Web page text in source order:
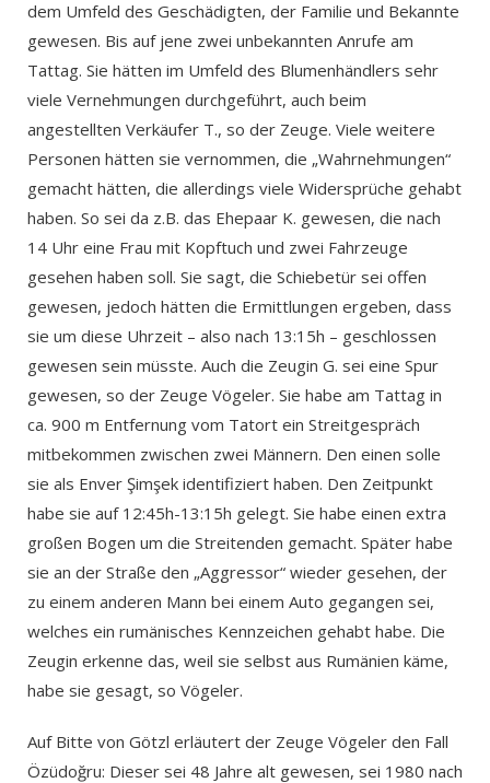
dem Umfeld des Geschädigten, der Familie und Bekannte
gewesen. Bis auf jene zwei unbekannten Anrufe am
Tattag. Sie hätten im Umfeld des Blumenhändlers sehr
viele Vernehmungen durchgeführt, auch beim
angestellten Verkäufer T., so der Zeuge. Viele weitere
Personen hätten sie vernommen, die „Wahrnehmungen“
gemacht hätten, die allerdings viele Widersprüche gehabt
haben. So sei da z.B. das Ehepaar K. gewesen, die nach
14 Uhr eine Frau mit Kopftuch und zwei Fahrzeuge
gesehen haben soll. Sie sagt, die Schiebetür sei offen
gewesen, jedoch hätten die Ermittlungen ergeben, dass
sie um diese Uhrzeit – also nach 13:15h – geschlossen
gewesen sein müsste. Auch die Zeugin G. sei eine Spur
gewesen, so der Zeuge Vögeler. Sie habe am Tattag in
ca. 900 m Entfernung vom Tatort ein Streitgespräch
mitbekommen zwischen zwei Männern. Den einen solle
sie als Enver Şimşek identifiziert haben. Den Zeitpunkt
habe sie auf 12:45h-13:15h gelegt. Sie habe einen extra
großen Bogen um die Streitenden gemacht. Später habe
sie an der Straße den „Aggressor“ wieder gesehen, der
zu einem anderen Mann bei einem Auto gegangen sei,
welches ein rumänisches Kennzeichen gehabt habe. Die
Zeugin erkenne das, weil sie selbst aus Rumänien käme,
habe sie gesagt, so Vögeler.
Auf Bitte von Götzl erläutert der Zeuge Vögeler den Fall
Özüdoğru: Dieser sei 48 Jahre alt gewesen, sei 1980 nach